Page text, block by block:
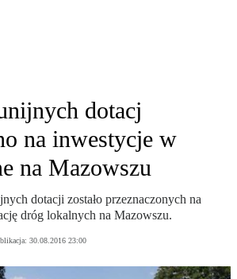
dotacj
na inwestycje w
na Mazowszu
dotacji zostało przeznaczonych na
dróg lokalnych na Mazowszu.
30.08.2016 23:00